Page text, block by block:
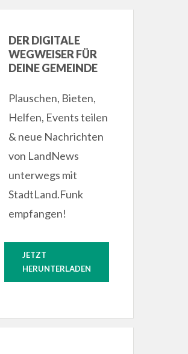
DER DIGITALE
WEGWEISER FÜR
DEINE GEMEINDE
Plauschen, Bieten,
Helfen, Events teilen
& neue Nachrichten
von LandNews
unterwegs mit
StadtLand.Funk
empfangen!
JETZT
HERUNTERLADEN